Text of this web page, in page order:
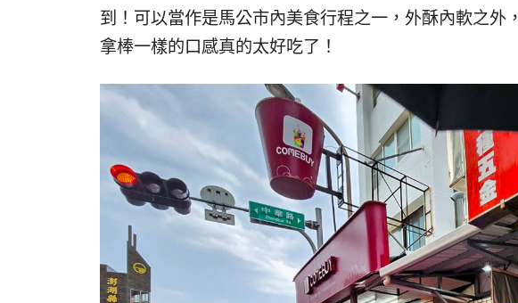
到！可以當作是馬公市內美食行程之一，外酥內軟之外，
拿棒一樣的口感真的太好吃了！